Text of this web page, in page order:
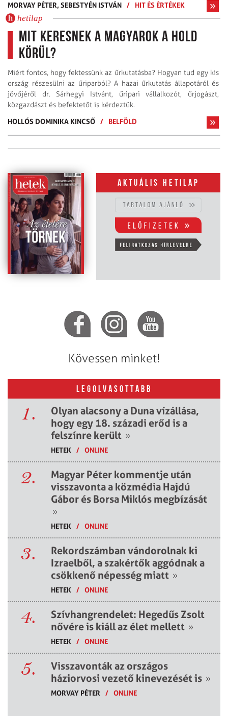
MORVAY PÉTER,SEBESTYÉN ISTVÁN / HIT ÉS ÉRTÉKEK
hetilap
Mit keresnek a magyarok a Hold
körül?
Miért fontos, hogy fektessünk az űrkutatásba? Hogyan tud egy kis
ország részesülni az űriparból? A hazai űrkutatás állapotáról és
jövőjéről dr. Sárhegyi Istvánt, űripari vállalkozót, űrjogászt,
közgazdászt és befektetőt is kérdeztük.
HOLLÓS DOMINIKA KINCSŐ / BELFÖLD
Aktuális hetilap
Kövessen minket!
LEGOLVASOTTABB
1.
Olyan alacsony a Duna vízállása,
hogy egy 18. századi erőd is a
felszínre került »
HETEK / ONLINE
2.
Magyar Péter kommentje után
visszavonta a közmédia Hajdú
Gábor és Borsa Miklós megbízását
»
HETEK / ONLINE
3.
Rekordszámban vándorolnak ki
Izraelből, a szakértők aggódnak a
csökkenő népesség miatt »
HETEK / ONLINE
4.
Szívhangrendelet: Hegedűs Zsolt
nővére is kiáll az élet mellett »
HETEK / ONLINE
5.
Visszavonták az országos
háziorvosi vezető kinevezését is »
MORVAY PÉTER / ONLINE